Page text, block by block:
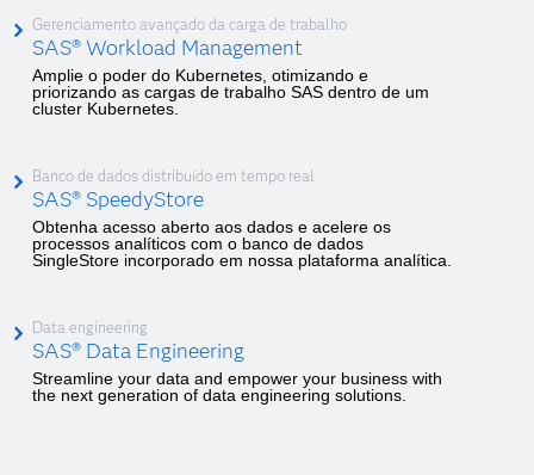
Gerenciamento avançado da carga de trabalho
SAS® Workload Management
Amplie o poder do Kubernetes, otimizando e
priorizando as cargas de trabalho SAS dentro de um
cluster Kubernetes.
Banco de dados distribuído em tempo real
SAS® SpeedyStore
Obtenha acesso aberto aos dados e acelere os
processos analíticos com o banco de dados
SingleStore incorporado em nossa plataforma analítica.
Data engineering
SAS® Data Engineering
Streamline your data and empower your business with
the next generation of data engineering solutions.